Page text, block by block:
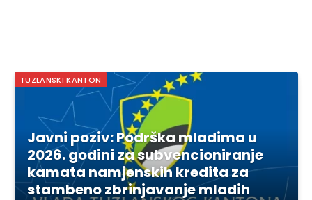
TUZLANSKI KANTON
Javni poziv: Podrška mladima u
2026. godini za subvencioniranje
kamata namjenskih kredita za
stambeno zbrinjavanje mladih